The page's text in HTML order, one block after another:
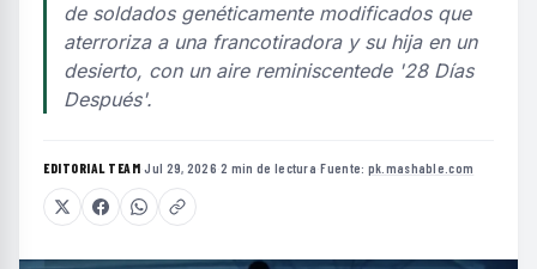
de soldados genéticamente modificados que
aterroriza a una francotiradora y su hija en un
desierto, con un aire reminiscentede '28 Días
Después'.
EDITORIAL TEAM·Jul 29, 2026·2 min de lectura·Fuente: pk.mashable.com